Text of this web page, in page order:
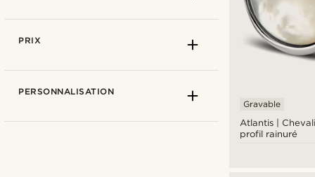
Atlantis |
profil rainuré
Gravable
PRIX
PERSONNALISATION